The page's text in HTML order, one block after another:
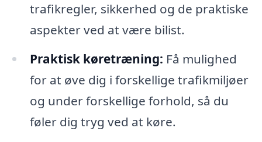
trafikregler, sikkerhed og de praktiske
aspekter ved at være bilist.
Praktisk køretræning: Få mulighed
for at øve dig i forskellige trafikmiljøer
og under forskellige forhold, så du
føler dig tryg ved at køre.